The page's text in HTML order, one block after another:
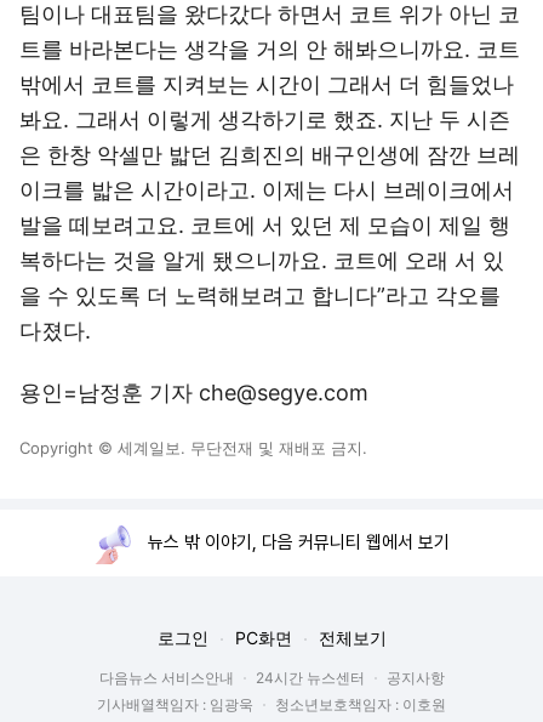
팀이나 대표팀을 왔다갔다 하면서 코트 위가 아닌 코
트를 바라본다는 생각을 거의 안 해봐으니까요. 코트
밖에서 코트를 지켜보는 시간이 그래서 더 힘들었나
봐요. 그래서 이렇게 생각하기로 했죠. 지난 두 시즌
은 한창 악셀만 밟던 김희진의 배구인생에 잠깐 브레
이크를 밟은 시간이라고. 이제는 다시 브레이크에서
발을 떼보려고요. 코트에 서 있던 제 모습이 제일 행
복하다는 것을 알게 됐으니까요. 코트에 오래 서 있
을 수 있도록 더 노력해보려고 합니다”라고 각오를
다졌다.
용인=남정훈 기자 che@segye.com
Copyright © 세계일보. 무단전재 및 재배포 금지.
뉴스 밖 이야기, 다음 커뮤니티 웹에서 보기
로그인 PC화면 전체보기
다음뉴스 서비스안내 24시간 뉴스센터
공지사항
기사배열책임자 : 임광욱
청소년보호책임자 : 이호원